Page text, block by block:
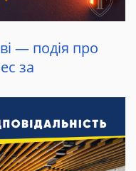
— подія про
за